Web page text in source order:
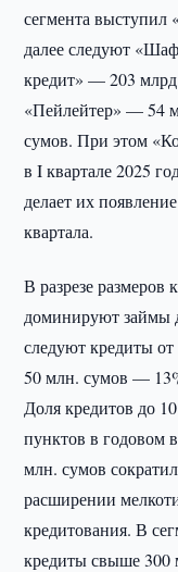
сегмента выступил
далее следуют
кредит» — 203
«Пейлейтер» — 54
сумов. При этом
в I квартале 2025
делает их
квартала.
В разрезе
доминируют займы
следуют кредиты
50 млн. сумов —
Доля кредитов до
пунктов в годовом
млн. сумов
расширении
кредитования. В
кредиты свыше 300